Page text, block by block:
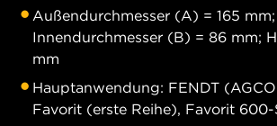
Außendurchmesser (A) = 165 mm;
Innendurchmesser (B) = 86 mm;
mm
Hauptanwendung: FENDT
Favorit (erste Reihe), Favorit 600-